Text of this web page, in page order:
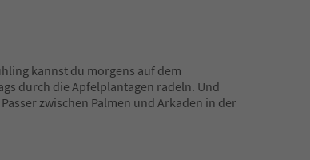
kannst du morgens auf dem
durch die Apfelplantagen radeln. Und
zwischen Palmen und Arkaden in der